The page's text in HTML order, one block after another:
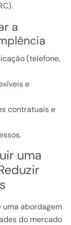
a
(telefone,
e
contratuais e
uma
uma abordagem
do mercado